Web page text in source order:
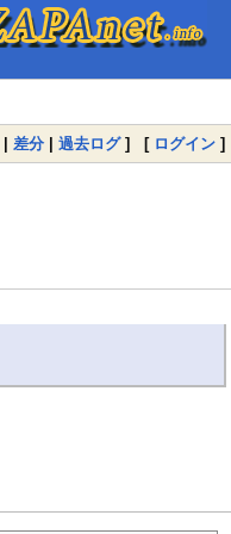
| 差分 | 過去ログ] [ ログイン ]